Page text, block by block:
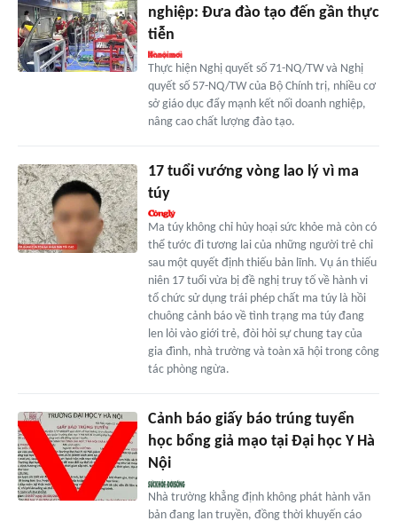
nghiệp: Đưa đào tạo đến gần thực
tiễn
Thực hiện Nghị quyết số 71-NQ/TW và Nghị
quyết số 57-NQ/TW của Bộ Chính trị, nhiều cơ
sở giáo dục đẩy mạnh kết nối doanh nghiệp,
nâng cao chất lượng đào tạo.
17 tuổi vướng vòng lao lý vì ma
túy
Ma túy không chỉ hủy hoại sức khỏe mà còn có
thể tước đi tương lai của những người trẻ chỉ
sau một quyết định thiếu bản lĩnh. Vụ án thiếu
niên 17 tuổi vừa bị đề nghị truy tố về hành vi
tổ chức sử dụng trái phép chất ma túy là hồi
chuông cảnh báo về tình trạng ma túy đang
len lỏi vào giới trẻ, đòi hỏi sự chung tay của
gia đình, nhà trường và toàn xã hội trong công
tác phòng ngừa.
Cảnh báo giấy báo trúng tuyển
học bổng giả mạo tại Đại học Y Hà
Nội
Nhà trường khẳng định không phát hành văn
bản đang lan truyền, đồng thời khuyến cáo